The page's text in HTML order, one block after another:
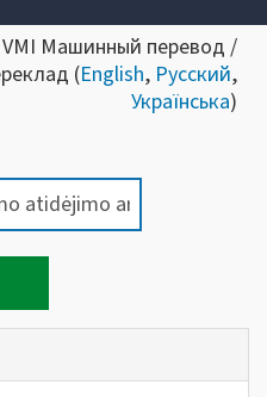
Машинный перевод /
(English, Русский,
Українська)